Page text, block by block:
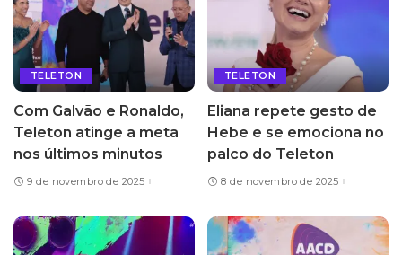
TELETON
Com Galvão e Ronaldo,
Teleton atinge a meta
nos últimos minutos
9 de novembro de 2025
TELETON
Eliana repete gesto de
Hebe e se emociona no
palco do Teleton
8 de novembro de 2025